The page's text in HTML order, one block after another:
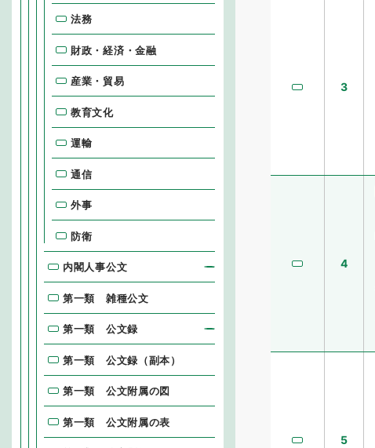
3
4
5
法務
財政・経済・金融
産業・貿易
教育文化
運輸
通信
外事
防衛
内閣人事公文
第一類 雑種公文
第一類 公文録
第一類 公文録（副本）
第一類 公文附属の図
第一類 公文附属の表